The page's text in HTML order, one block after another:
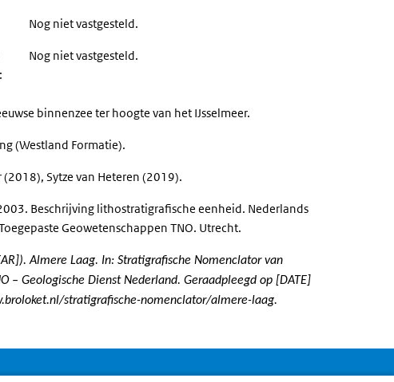
Nog niet vastgesteld.
Nog niet vastgesteld.
binnenzee ter hoogte van het IJsselmeer.
(Westland Formatie).
Sytze van Heteren (2019).
2003. Beschrijving lithostratigrafische eenheid. Nederlands
Geowetenschappen TNO. Utrecht.
Almere Laag. In: Stratigrafische Nomenclator van
– Geologische Dienst Nederland. Geraadpleegd op [DATE]
stratigrafische-nomenclator/almere-laag.